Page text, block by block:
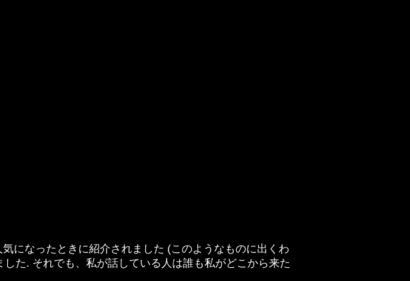
になったときに紹介されました (このようなものに出くわ
た. それでも、私が話している人は誰も私がどこから来た